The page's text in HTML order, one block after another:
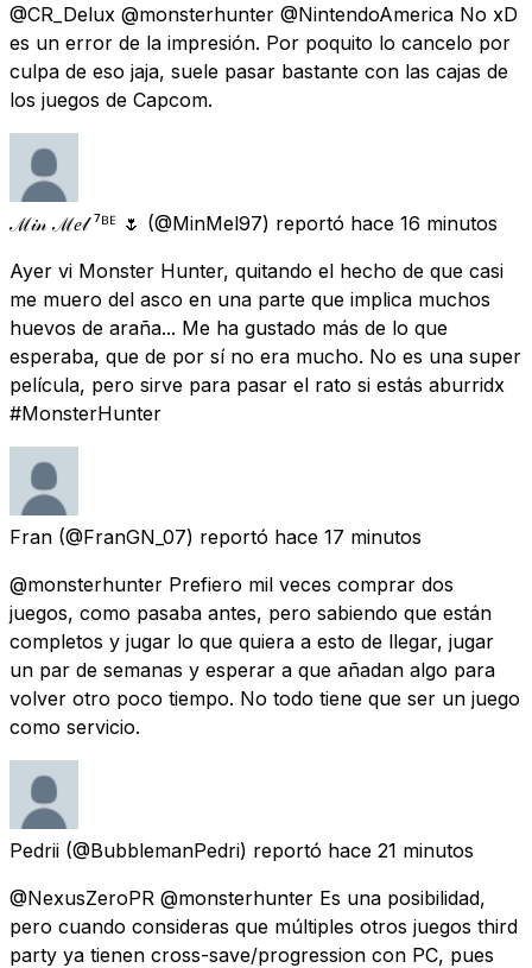
@CR_Delux @monsterhunter @NintendoAmerica No xD
es un error de la impresión. Por poquito lo cancelo por
culpa de eso jaja, suele pasar bastante con las cajas de
los juegos de Capcom.
ℳ𝒾𝓃 ℳ𝑒𝓁 ⁷ᴮᴱ 🌷 (@MinMel97) reportó hace 16 minutos
Ayer vi Monster Hunter, quitando el hecho de que casi
me muero del asco en una parte que implica muchos
huevos de araña... Me ha gustado más de lo que
esperaba, que de por sí no era mucho. No es una super
película, pero sirve para pasar el rato si estás aburridx
#MonsterHunter
Fran (@FranGN_07) reportó hace 17 minutos
@monsterhunter Prefiero mil veces comprar dos
juegos, como pasaba antes, pero sabiendo que están
completos y jugar lo que quiera a esto de llegar, jugar
un par de semanas y esperar a que añadan algo para
volver otro poco tiempo. No todo tiene que ser un juego
como servicio.
Pedrii (@BubblemanPedri) reportó hace 21 minutos
@NexusZeroPR @monsterhunter Es una posibilidad,
pero cuando consideras que múltiples otros juegos third
party ya tienen cross-save/progression con PC, pues